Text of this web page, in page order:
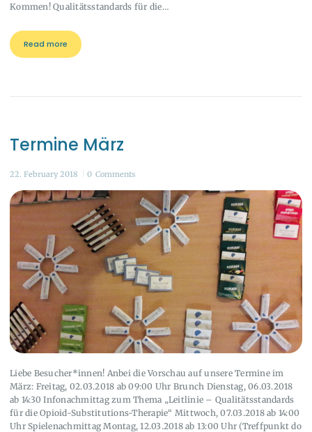
Kommen! Qualitätsstandards für die…
Read more
Termine März
22. February 2018 0 Comments
Liebe Besucher*innen! Anbei die Vorschau auf unsere Termine im
März: Freitag, 02.03.2018 ab 09:00 Uhr Brunch Dienstag, 06.03.2018
ab 14:30 Infonachmittag zum Thema „Leitlinie – Qualitätsstandards
für die Opioid-Substitutions-Therapie“ Mittwoch, 07.03.2018 ab 14:00
Uhr Spielenachmittag Montag, 12.03.2018 ab 13:00 Uhr (Treffpunkt do